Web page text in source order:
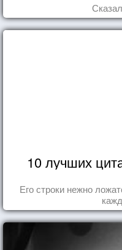
10 лучших
Его строки нежно